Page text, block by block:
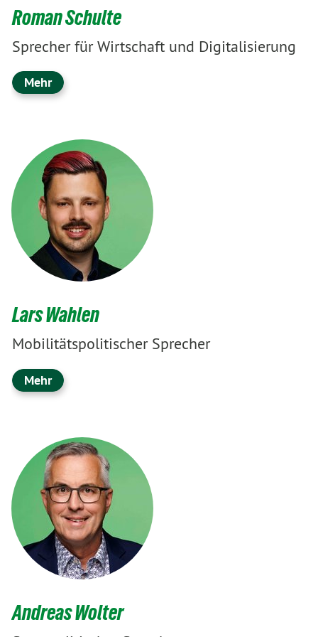
Roman Schulte
Sprecher für Wirtschaft und Digitalisierung
Mehr
Lars Wahlen
Mobilitätspolitischer Sprecher
Mehr
Andreas Wolter